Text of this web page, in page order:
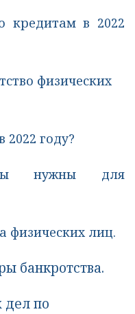
кредитам в 2022
физических
году?
нужны для
физических лиц.
банкротства.
по